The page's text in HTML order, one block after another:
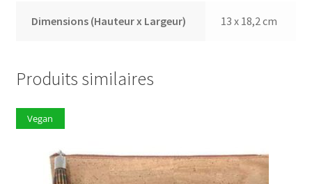
Dimensions (Hauteur x Largeur) 13 x 18,2 cm
Produits similaires
Vegan